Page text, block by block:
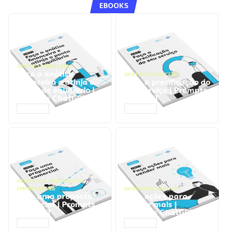
EBOOKS
GESTÃO FINANCEIRA
Faça a análise
financeira e atinja o
ponto de equilíbrio |
Prompts ChatGPT
GESTÃO FINANCEIRA
Faça a precificação do
seu serviço | Prompts
ChatGPT
NEGÓCIOS, PROCESSOS
EMPRESARIAIS
Faça uma proposta
comercial | Prompts
ChatGPT
NEGÓCIOS, VENDAS
Faça ações para
vender mais |
Prompts ChatGPT